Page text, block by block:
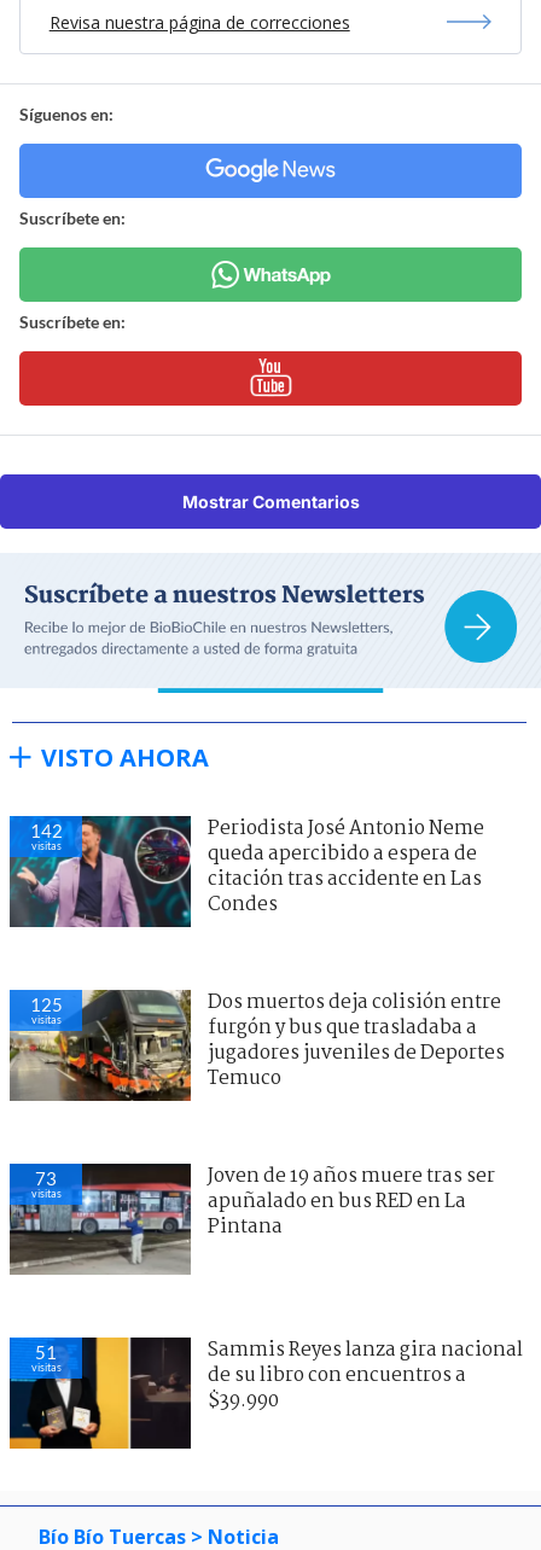
Revisa nuestra página de correcciones
Síguenos en:
Suscríbete en:
Suscríbete en:
Mostrar Comentarios
VISTO AHORA
142
visitas
Periodista José Antonio Neme
queda apercibido a espera de
citación tras accidente en Las
Condes
125
visitas
Dos muertos deja colisión entre
furgón y bus que trasladaba a
jugadores juveniles de Deportes
Temuco
73
visitas
Joven de 19 años muere tras ser
apuñalado en bus RED en La
Pintana
51
visitas
Sammis Reyes lanza gira nacional
de su libro con encuentros a
$39.990
Bío Bío Tuercas > Noticia